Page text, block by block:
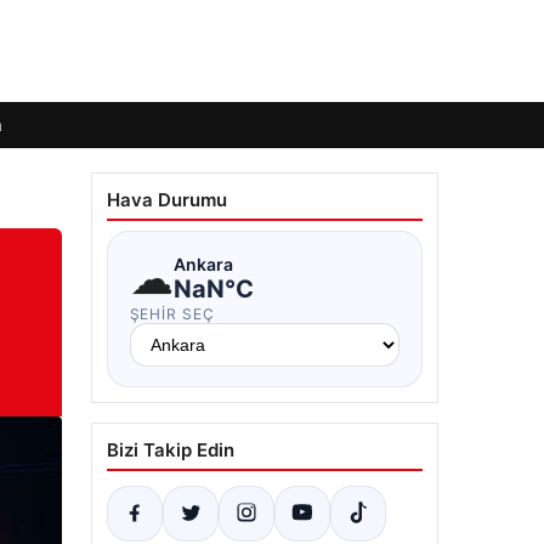
Hava Durumu
☁Ankara
NaN°C
ŞEHIR SEÇ
Bizi Takip Edin